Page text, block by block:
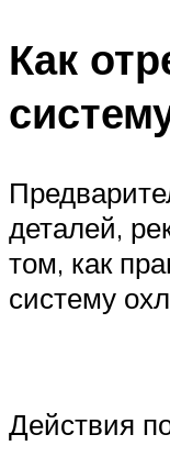
Как
деталей,
том, как
систему
Действия